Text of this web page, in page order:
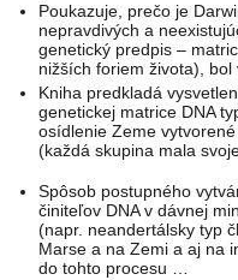
Poukazuje, prečo je
nepravdivých a
genetický predpis –
nižších foriem života),
Kniha predkladá
genetickej matrice DNA
osídlenie Zeme
(každá skupina mala
Spôsob postupného
činiteľov DNA v dávnej
(napr. neandertálsky typ
Marse a na Zemi a aj na
do tohto procesu …